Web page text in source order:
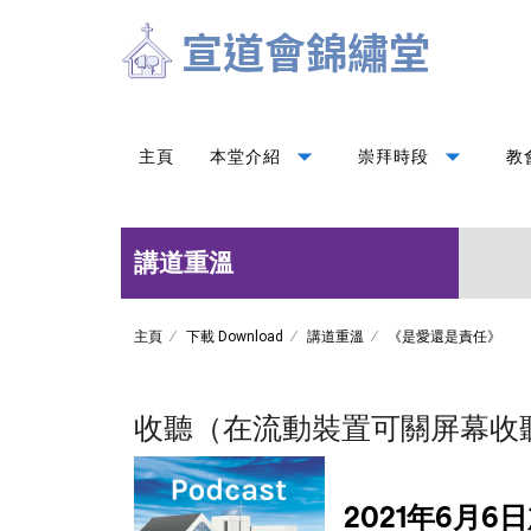
主頁 本堂介紹 arrow_drop_down 崇拜時段 arrow_drop_down 教
講道重溫
主頁 下載 Download 講道重溫 《是愛還是責任》
收聽（在流動裝置可關屏幕收